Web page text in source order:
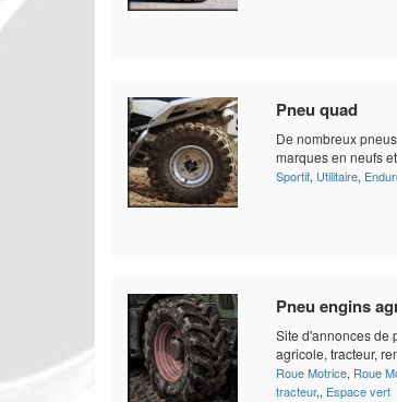
Pneu quad
De nombreux
marques en neufs
Sportif, Utilitaire,
Pneu engins
Site d'annonces de
agricole, tracteur,
Roue Motrice, Roue
tracteur,, Espace vert